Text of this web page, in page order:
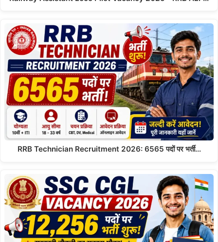
RRB Technician Recruitment 2026: 6565 पदों पर भर्ती…